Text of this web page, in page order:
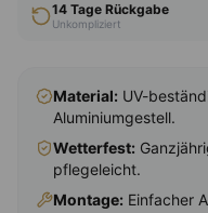
14 Tage Rückgabe
Unkompliziert
Material: UV-
Aluminiumgestell.
Wetterfest:
pflegeleicht.
Montage: Einfacher